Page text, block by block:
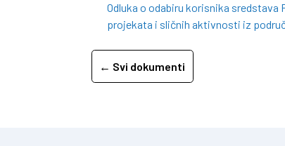
Odluka o odabiru korisnika
projekata i sličnih aktivnosti iz
← Svi dokumenti